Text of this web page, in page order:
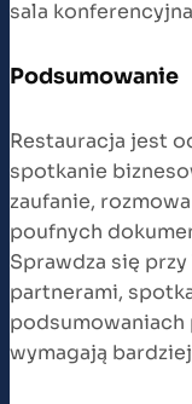
sala
Podsumowanie
Restauracja jest
spotkanie
zaufanie,
poufnych
Sprawdza się
partnerami,
wymagają